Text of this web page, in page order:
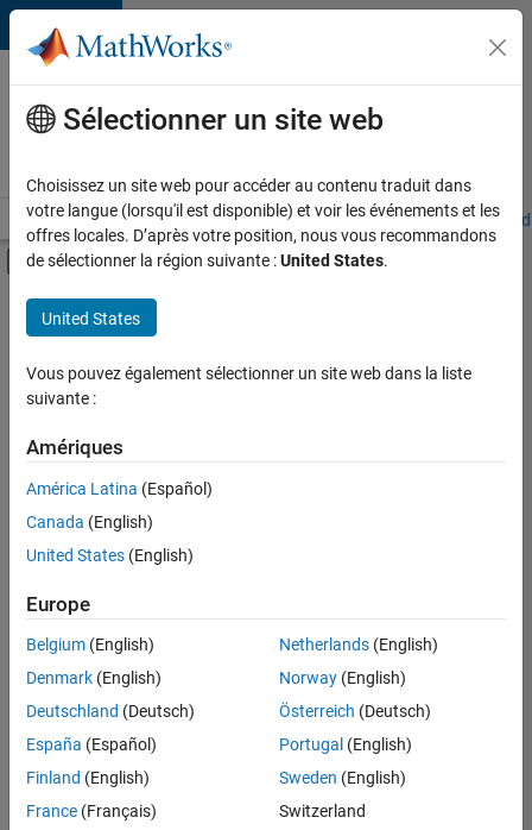
Passer au contenu
Votre
carrière
chez
Accueil Explorer nos opportunités Adresses de nos bureaux
Activer/désactiver l'affichage du menu
Contenu principal
FILTRER PAR
Technologies de l’information
Ventes internes
Opérations commerciales
Actuellement,
aucune
offre
d'emploi
correspondant
à vos
critères
de
recherche.
Vous
pouvez
élargir
votre
Sélectionner un site web
Choisissez un site web pour accéder au contenu traduit dans
votre langue (lorsqu'il est disponible) et voir les événements et les
offres locales. D’après votre position, nous vous recommandons
de sélectionner la région suivante :United States.
United States
Vous pouvez également sélectionner un site web dans la liste
suivante :
Amériques
América Latina (Español)
Canada (English)
United States (English)
Europe
Belgium (English)
Denmark (English)
Deutschland (Deutsch)
España (Español)
Finland (English)
France (Français)
Netherlands(English)
Norway(English)
Österreich (Deutsch)
Portugal (English)
Sweden (English)
Switzerland